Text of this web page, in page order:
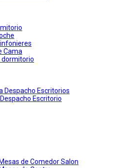
Cama
dormitorio
Despacho Escritorios
Escritorio
Mesas de Comedor Salon